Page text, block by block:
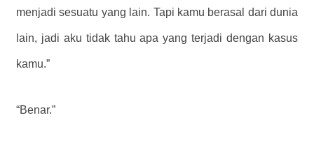
menjadi sesuatu yang lain. Tapi kamu berasal dari dunia
lain, jadi aku tidak tahu apa yang terjadi dengan kasus
kamu.”
“Benar.”